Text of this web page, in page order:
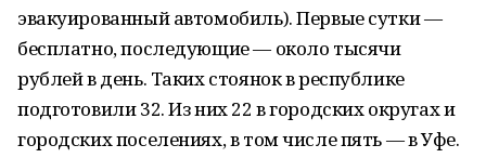
эвакуированный автомобиль). Первые сутки —
бесплатно, последующие — около тысячи
рублей в день. Таких стоянок в республике
подготовили 32. Из них 22 в городских округах и
городских поселениях, в том числе пять — в Уфе.